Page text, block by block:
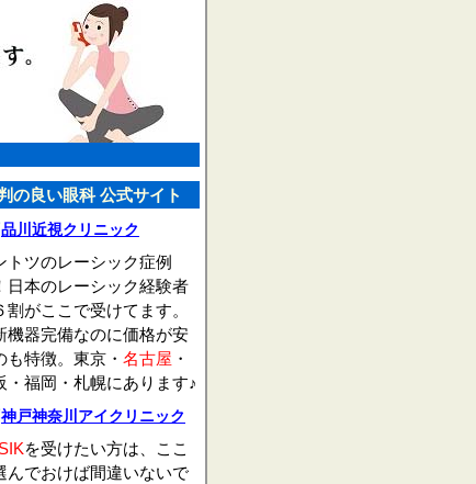
の良い眼科 公式サイト
品川近視クリニック
トツのレーシック症例
日本のレーシック経験者
割がここで受けてます。
機器完備なのに価格が安
も特徴。東京・ 名古屋 ・
・福岡・札幌にあります♪
神戸神奈川アイクリニック
を受けたい方は、ここ
んでおけば間違いないで